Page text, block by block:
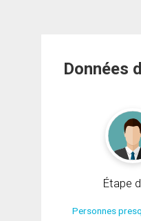
Données
Étape
Personnes